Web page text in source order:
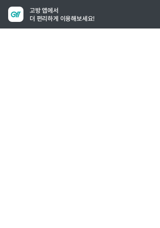
고방 앱에서
더 편리하게 이용해보세요!